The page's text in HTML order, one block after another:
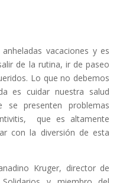
vacaciones y es
de la rutina, ir de paseo
Lo que no debemos
es cuidar nuestra salud
se presenten problemas
que es altamente
con la diversión de esta
Kruger, director de